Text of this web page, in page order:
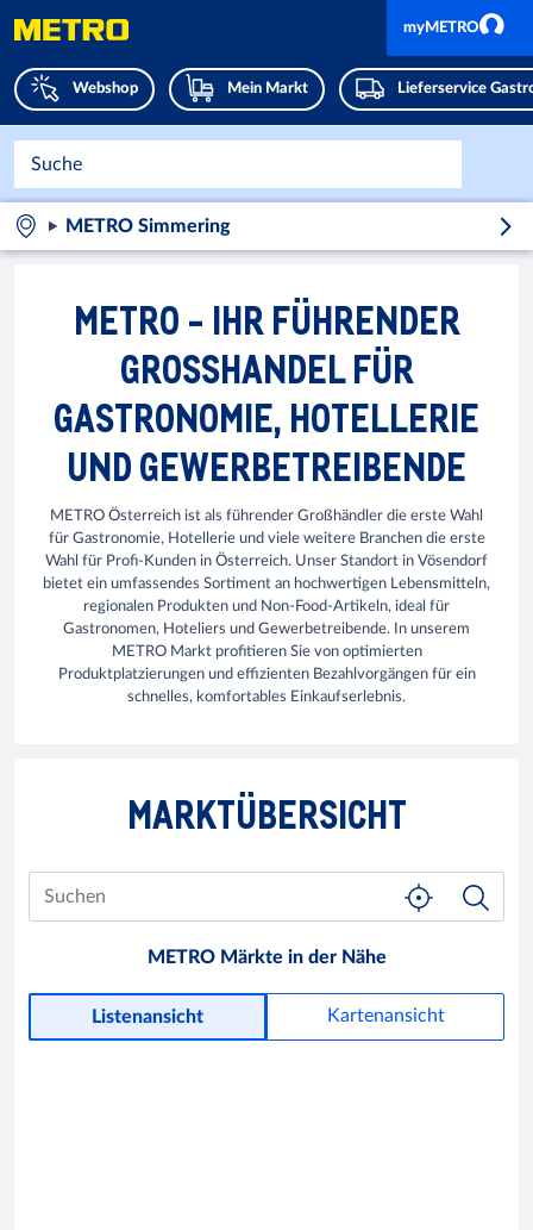
Webshop Mein Markt Lieferservice
myMETRO
METRO Simmering
METRO - IHR FÜHRENDER
GROSSHANDEL FÜR
GASTRONOMIE, HOTELLERIE
UND GEWERBETREIBENDE
METRO Österreich ist als führender Großhändler die erste Wahl
für Gastronomie, Hotellerie und viele weitere Branchen die erste
Wahl für Profi-Kunden in Österreich. Unser Standort in Vösendorf
bietet ein umfassendes Sortiment an hochwertigen Lebensmitteln,
regionalen Produkten und Non-Food-Artikeln, ideal für
Gastronomen, Hoteliers und Gewerbetreibende. In unserem
METRO Markt profitieren Sie von optimierten
Produktplatzierungen und effizienten Bezahlvorgängen für ein
schnelles, komfortables Einkaufserlebnis.
MARKTÜBERSICHT
METRO Märkte in der Nähe
Listenansicht Kartenansicht